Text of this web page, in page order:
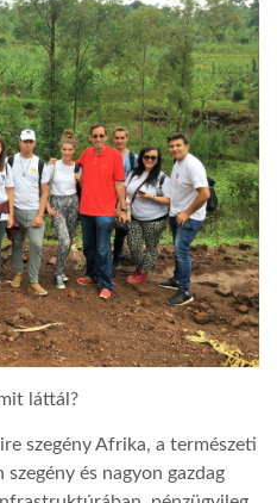
láttál?
szegény Afrika, a természeti
és nagyon gazdag